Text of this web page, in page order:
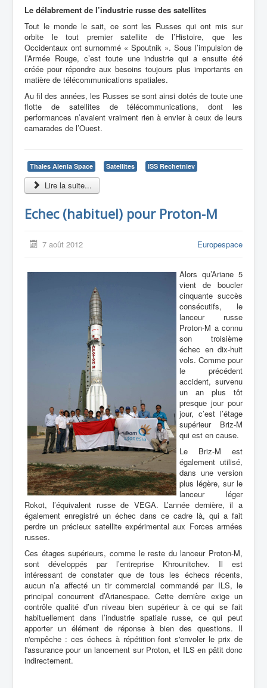
Le délabrement de l’industrie russe des satellites
Tout le monde le sait, ce sont les Russes qui ont mis sur
orbite le tout premier satellite de l’Histoire, que les
Occidentaux ont surnommé « Spoutnik ». Sous l’impulsion de
l’Armée Rouge, c’est toute une industrie qui a ensuite été
créée pour répondre aux besoins toujours plus importants en
matière de télécommunications spatiales.
Au fil des années, les Russes se sont ainsi dotés de toute une
flotte de satellites de télécommunications, dont les
performances n’avaient vraiment rien à envier à ceux de leurs
camarades de l’Ouest.
Thales Alenia Space Satellites ISS Rechetniev
Lire la suite...
Echec (habituel) pour Proton-M
7 août 2012 Europespace
Alors qu’Ariane 5
vient de boucler
cinquante succès
consécutifs, le
lanceur russe
Proton-M a connu
son troisième
échec en dix-huit
vols. Comme pour
le précédent
accident, survenu
un an plus tôt
presque jour pour
jour, c’est l’étage
supérieur Briz-M
qui est en cause.
Le Briz-M est
également utilisé,
dans une version
plus légère, sur le
lanceur léger
Rokot, l’équivalent russe de VEGA. L’année dernière, il a
également enregistré un échec dans ce cadre là, qui a fait
perdre un précieux satellite expérimental aux Forces armées
russes.
Ces étages supérieurs, comme le reste du lanceur Proton-M,
sont développés par l’entreprise Khrounitchev. Il est
intéressant de constater que de tous les échecs récents,
aucun n’a affecté un tir commercial commandé par ILS, le
principal concurrent d’Arianespace. Cette dernière exige un
contrôle qualité d’un niveau bien supérieur à ce qui se fait
habituellement dans l’industrie spatiale russe, ce qui peut
apporter un élément de réponse à bien des questions. Il
n'empêche : ces échecs à répétition font s'envoler le prix de
l'assurance pour un lancement sur Proton, et ILS en pâtit donc
indirectement.